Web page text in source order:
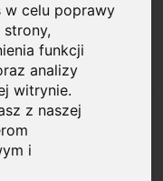
w celu poprawy
funkcji
analizy
witrynie.
z naszej
i